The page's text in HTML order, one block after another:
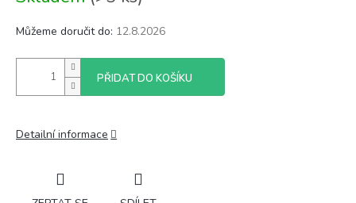
Můžeme doručit do: 12.8.2026
PŘIDAT DO KOŠÍKU
Detailní informace